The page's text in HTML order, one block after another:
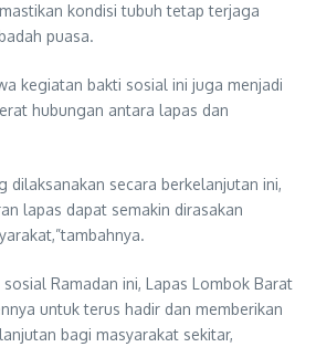
kondisi tubuh tetap terjaga
puasa.
kegiatan bakti sosial ini juga menjadi
hubungan antara lapas dan
dilaksanakan secara berkelanjutan ini,
lapas dapat semakin dirasakan
Ramadan ini, Lapas Lombok Barat
untuk terus hadir dan memberikan
bagi masyarakat sekitar,